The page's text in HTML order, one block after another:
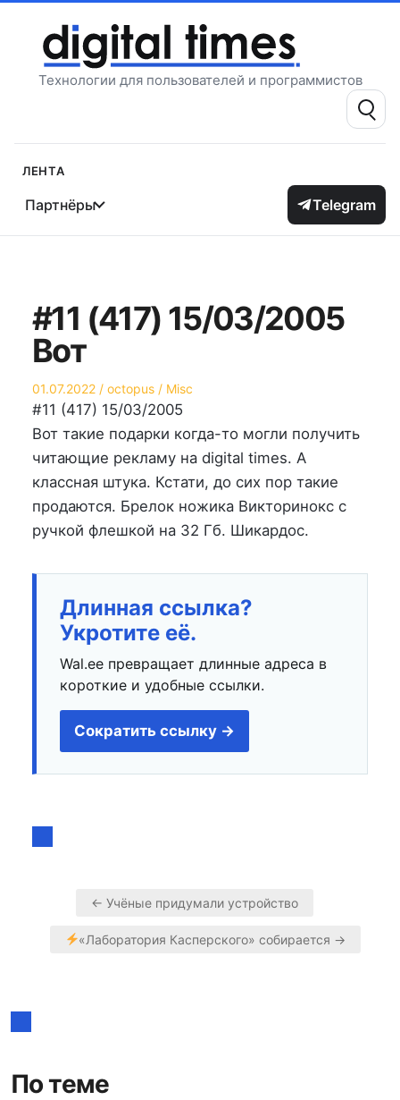
содержимому
Технологии для пользователей и программистов
Поиск:
Лента
Партнёры Telegram
#11 (417) 15/03/2005
Вот
Опубликовано
на
01.07.2022 Автор
octopus
Опубликовано
в
Misc
#11 (417) 15/03/2005
Вот такие подарки когда-то могли получить
читающие рекламу на digital times. А
классная штука. Кстати, до сих пор такие
продаются. Брелок ножика Викторинокс с
ручкой флешкой на 32 Гб. Шикардос.
Длинная ссылка?
Укротите её.
Wal.ee превращает длинные адреса в
короткие и удобные ссылки.
Сократить ссылку →
Навигация
← Учёные придумали устройство
«Лаборатория Касперского» собирается →
По теме